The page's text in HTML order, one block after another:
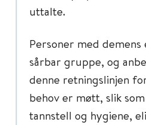
uttalte.
Personer med demens
sårbar gruppe, og
denne retningslinjen
behov er møtt, slik
tannstell og hygiene,